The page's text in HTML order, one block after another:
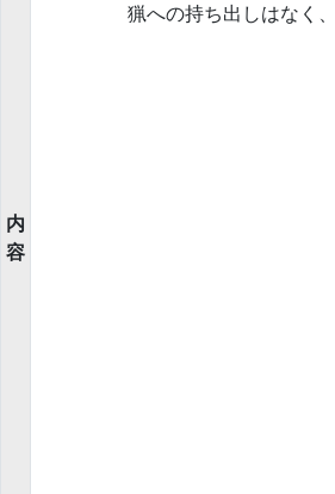
内
容
猟への持ち出しはなく